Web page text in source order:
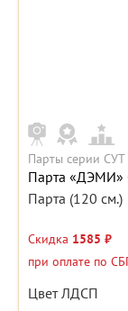
Парты серии
Парта «ДЭМИ»
Парта (120 см.)
Скидка 1585 ₽
при оплате по
Цвет ЛДСП